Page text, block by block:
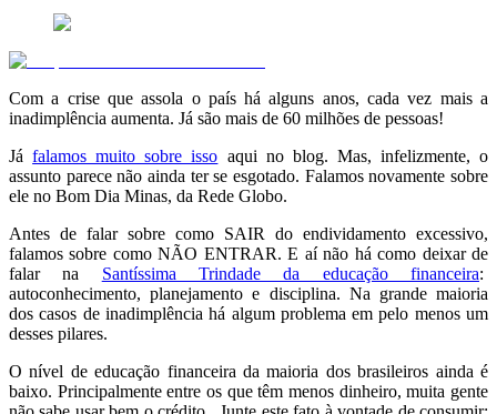
Com a crise que assola o país há alguns anos, cada vez mais a
inadimplência aumenta. Já são mais de 60 milhões de pessoas!
Jáfalamos muito sobre isso aqui no blog. Mas, infelizmente, o
assunto parece não ainda ter se esgotado. Falamos novamente sobre
ele no Bom Dia Minas, da Rede Globo.
Antes de falar sobre como SAIR do endividamento excessivo,
falamos sobre como NÃO ENTRAR. E aí não há como deixar de
falar na Santíssima Trindade da educação financeira:
autoconhecimento, planejamento e disciplina. Na grande maioria
dos casos de inadimplência há algum problema em pelo menos um
desses pilares.
O nível de educação financeira da maioria dos brasileiros ainda é
baixo. Principalmente entre os que têm menos dinheiro, muita gente